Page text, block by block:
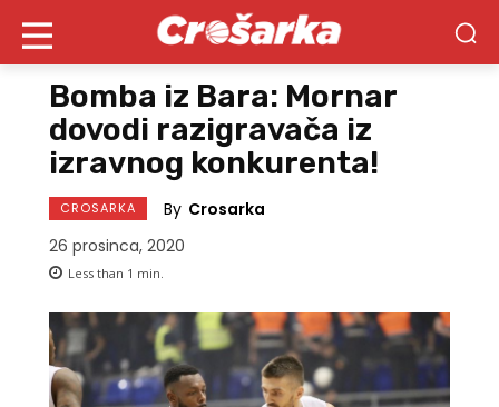
Bomba iz Bara: Mornar
dovodi razigravača iz
izravnog konkurenta!
CROSARKA By Crosarka
26 prosinca, 2020
Less than 1 min.